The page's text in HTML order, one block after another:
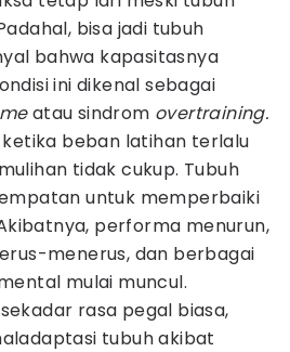
bisa jadi tubuh
bahwa kapasitasnya
ini dikenal sebagai
atau sindrom overtraining.
beban latihan terlalu
tidak cukup. Tubuh
untuk memperbaiki
performa menurun,
menerus, dan berbagai
mulai muncul.
rasa pegal biasa,
tubuh akibat